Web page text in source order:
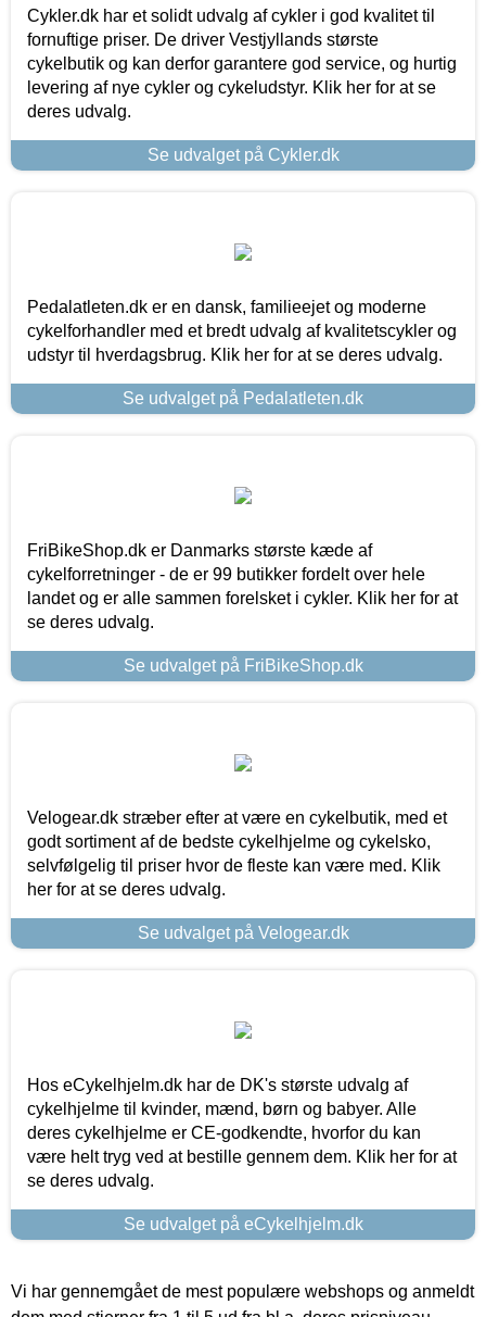
Cykler.dk har et solidt udvalg af cykler i god kvalitet til
fornuftige priser. De driver Vestjyllands største
cykelbutik og kan derfor garantere god service, og hurtig
levering af nye cykler og cykeludstyr. Klik her for at se
deres udvalg.
Se udvalget på Cykler.dk
Pedalatleten.dk er en dansk, familieejet og moderne
cykelforhandler med et bredt udvalg af kvalitetscykler og
udstyr til hverdagsbrug. Klik her for at se deres udvalg.
Se udvalget på Pedalatleten.dk
FriBikeShop.dk er Danmarks største kæde af
cykelforretninger - de er 99 butikker fordelt over hele
landet og er alle sammen forelsket i cykler. Klik her for at
se deres udvalg.
Se udvalget på FriBikeShop.dk
Velogear.dk stræber efter at være en cykelbutik, med et
godt sortiment af de bedste cykelhjelme og cykelsko,
selvfølgelig til priser hvor de fleste kan være med. Klik
her for at se deres udvalg.
Se udvalget på Velogear.dk
Hos eCykelhjelm.dk har de DK's største udvalg af
cykelhjelme til kvinder, mænd, børn og babyer. Alle
deres cykelhjelme er CE-godkendte, hvorfor du kan
være helt tryg ved at bestille gennem dem. Klik her for at
se deres udvalg.
Se udvalget på eCykelhjelm.dk
Vi har gennemgået de mest populære webshops og anmeldt